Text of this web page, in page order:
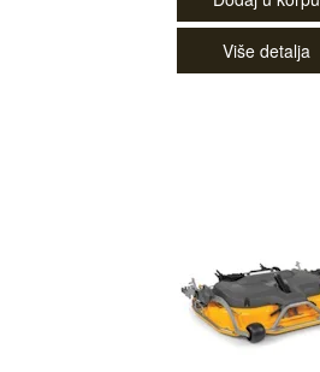
Više detalja